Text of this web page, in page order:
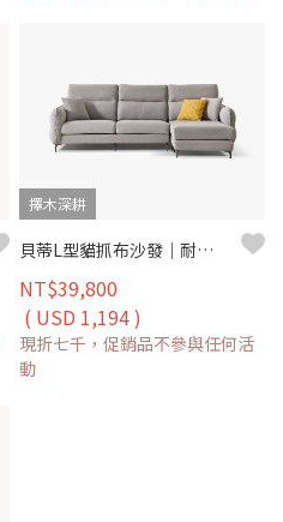
擇木深耕
貝蒂L型貓抓布沙發｜耐磨防潑水 × 可拆洗布套 × 左右移動腳椅 – 擇木深耕
NT$39,800
( USD 1,194 )
現折七千，促銷品不參與任何活
動